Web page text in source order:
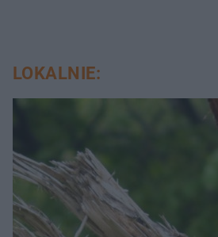
LOKALNIE: